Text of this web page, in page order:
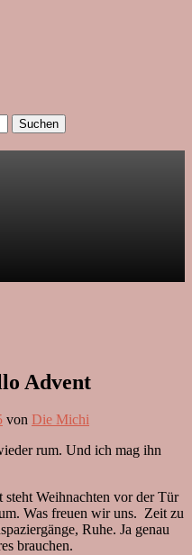
Advent
von Die Michi
rum. Und ich mag ihn
steht Weihnachten vor der Tür
Was freuen wir uns. Zeit zu
Ruhe. Ja genau
brauchen.